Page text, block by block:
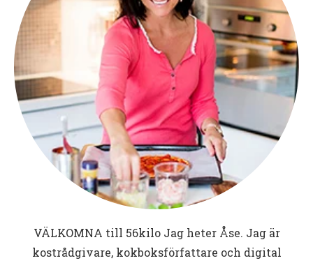
VÄLKOMNA till 56kiloJag heter Åse. Jag är
kostrådgivare, kokboksförfattare och digital